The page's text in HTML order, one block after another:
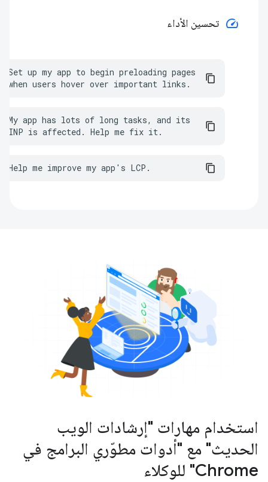
speed تحسين الأداء
Set up my app to begin preloading pages
when users hover over important links.
My app has lots of long tasks, and its
INP is affected. Help me fix it.
Help me improve my app's LCP.
استخدام مهارات "إرشادات الويب
الحديث" مع "أدوات مطوّري البرامج في
Chrome" للوكلاء